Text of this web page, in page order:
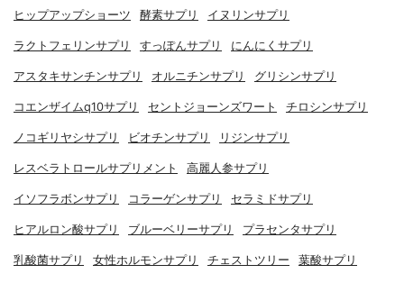
ヒップアップショーツ 酵素サプリ イヌリンサプリ
ラクトフェリンサプリ すっぽんサプリ にんにくサプリ
アスタキサンチンサプリ オルニチンサプリ グリシンサプリ
コエンザイムq10サプリ セントジョーンズワート チロシンサプリ
ノコギリヤシサプリ ビオチンサプリ リジンサプリ
レスベラトロールサプリメント 高麗人参サプリ
イソフラボンサプリ コラーゲンサプリ セラミドサプリ
ヒアルロン酸サプリ ブルーベリーサプリ プラセンタサプリ
乳酸菌サプリ 女性ホルモンサプリ チェストツリー 葉酸サプリ